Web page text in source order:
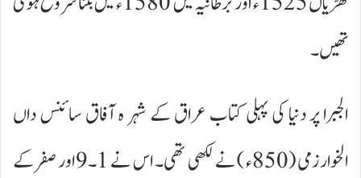
تھیں۔
الجبرا پر دنیا کی پہلی کتاب عراق کے شہر ہ آفاق سائنس داں
الخوارزمی (850ء ) نے لکھی تھی۔ اس نے 1۔9 اور صفر کے